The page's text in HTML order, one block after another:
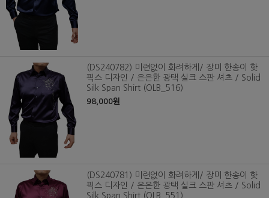
(DS240782) 미련없이 화려하게/ 장미 한송이 핫
픽스 디자인 / 은은한 광택 실크 스판 셔츠 / Solid
Silk Span Shirt (OLB_516)
98,000원
(DS240781) 미련없이 화려하게/ 장미 한송이 핫
픽스 디자인 / 은은한 광택 실크 스판 셔츠 / Solid
Silk Span Shirt (OLB_551)